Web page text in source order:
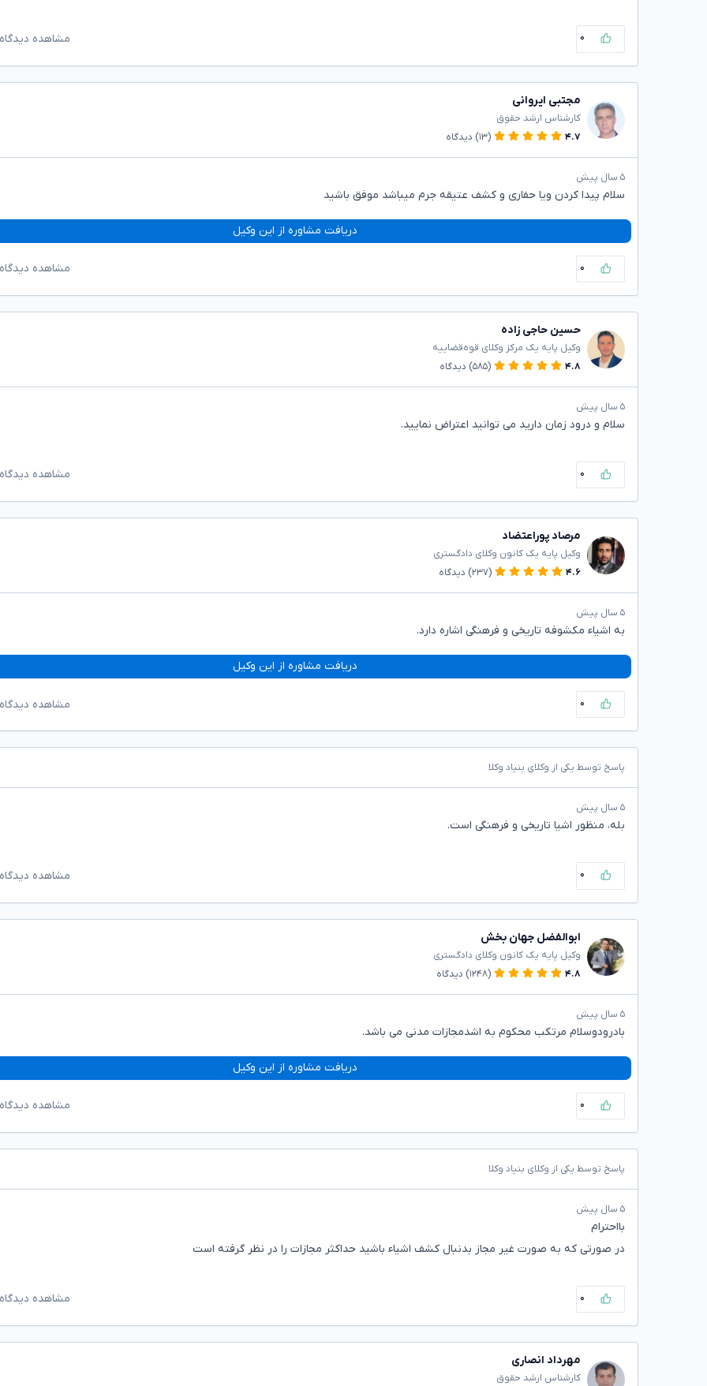
۰ مشاهده
مجتبی ایروانی
کارشناس ارشد حقوق
۴.۷
(۱۳) دیدگاه
۵ سال پیش
سلام پیدا کردن ویا حفاری و کشف عتیقه جرم میباشد موفق باشید
دریافت مشاوره از این وکیل
۰ مشاهده
حسین حاجی زاده
وکیل پایه یک مرکز وکلای قوه‌قضاییه
۴.۸
(۵۸۵) دیدگاه
۵ سال پیش
سلام و درود زمان دارید می توانید اعتراض نمایید.
۰ مشاهده
مرصاد پوراعتضاد
وکیل پایه یک کانون وکلای دادگستری
۴.۶
(۲۳۷) دیدگاه
۵ سال پیش
به اشیاء مکشوفه تاریخی و فرهنگی اشاره دارد.
دریافت مشاوره از این وکیل
۰ مشاهده
پاسخ توسط یکی از وکلای بنیاد وکلا
۵ سال پیش
بله، منظور اشیا تاریخی و فرهنگی است.
۰ مشاهده
ابوالفضل جهان بخش
وکیل پایه یک کانون وکلای دادگستری
۴.۸
(۱۲۴۸) دیدگاه
۵ سال پیش
بادرودوسلام مرتکب محکوم به اشدمجازات مدنی می باشد.
دریافت مشاوره از این وکیل
۰ مشاهده
پاسخ توسط یکی از وکلای بنیاد وکلا
۵ سال پیش
بااحترام
در صورتی که به صورت غیر مجاز بدنبال کشف اشیاء باشید حداکثر مجازات را در نظر گرفته است
۰ مشاهده
مهرداد انصاری
کارشناس ارشد حقوق